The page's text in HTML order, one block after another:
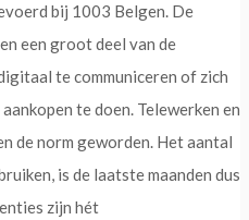
bij 1003 Belgen. De
een groot deel van de
te communiceren of zich
te doen. Telewerken en
de norm geworden. Het aantal
is de laatste maanden dus
zijn hét